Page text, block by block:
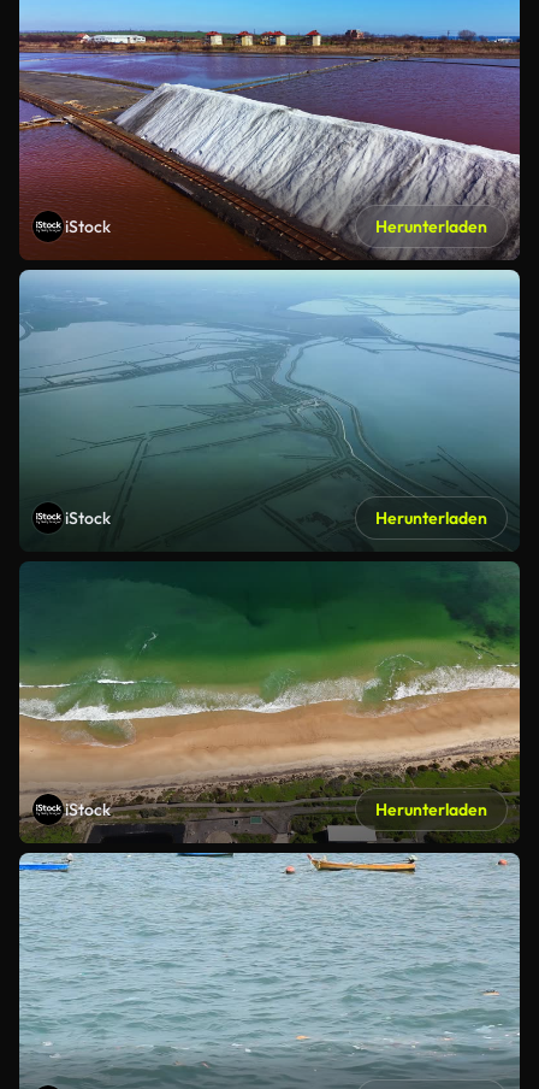
iStock Herunterladen
iStock Herunterladen
iStock Herunterladen